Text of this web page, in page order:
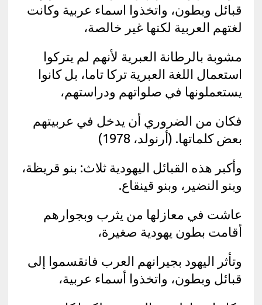
قبائل وبطون، واتخذوا اسماء عربية وكانت
لغتهم العربية لكنها غير خالصة،
مشوبة بالرطانة العبرية لأنهم لم يتركوا
استعمال اللغة العبرية تركا تاما، بل كانوا
يستعملونها في صلواتهم ودراستهم،
فكان من الضروري أن يدخل في عربيتهم
بعض كلماتها. (أرنولد، 1978)
وأكبر هذه القبائل اليهودية ثلاث: بنو قريظة،
وبنو النضير، وبنو قينقاع.
عاشت في معازلها من يثرب وبجوارهم
أقامت بطون يهودية صغيرة،
وتأثر اليهود بجيرانهم العرب فانقسموا إلى
قبائل وبطون، واتخذوا أسماء عربية،